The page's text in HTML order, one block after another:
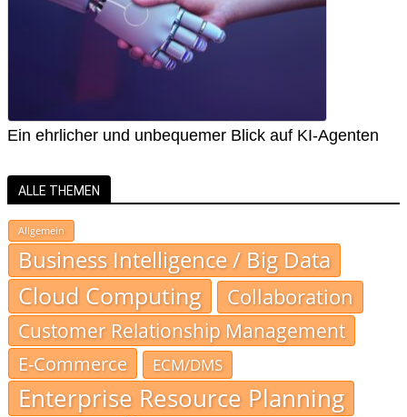
Ein ehrlicher und unbequemer Blick auf KI-Agenten
ALLE THEMEN
Allgemein
Business Intelligence / Big Data
Cloud Computing Collaboration
Customer Relationship Management
E-Commerce
ECM/DMS
Enterprise Resource Planning